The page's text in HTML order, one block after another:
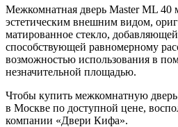
Межкомнатная дверь Master ML 40
эстетическим внешним видом,
матированное стекло,
способствующей равномерному
возможностью использования в
незначительной площадью.
Чтобы купить межкомнатную
в Москве по доступной цене,
компании «Двери Кифа».